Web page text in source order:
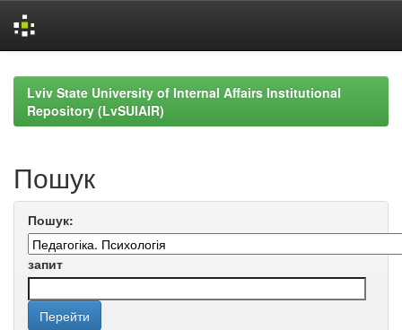
navigationLviv State University of Internal Affairs Institutional
Repository (LvSUIAIR)
Пошук
Пошук:
запит